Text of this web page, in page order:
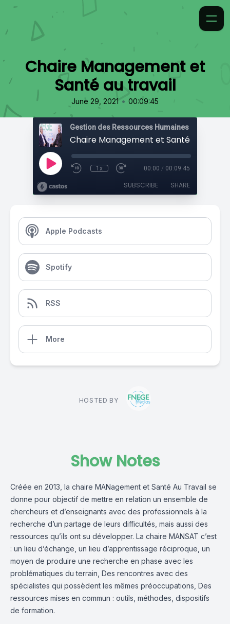
Chaire Management et
Santé au travail
June 29, 2021 • 00:09:45
Gestion des Ressources Humaines
Chaire Management et Santé au travail
1x 00:00 / 00:09:45
SUBSCRIBE SHARE
Apple Podcasts
Spotify
RSS
More
HOSTED BY
Show Notes
Créée en 2013, la chaire MANagement et Santé Au Travail se
donne pour objectif de mettre en relation un ensemble de
chercheurs et d’enseignants avec des professionnels à la
recherche d’un partage de leurs difficultés, mais aussi des
ressources qu’ils ont su développer. La chaire MANSAT c’est
: un lieu d’échange, un lieu d’apprentissage réciproque, un
moyen de produire une recherche en phase avec les
problématiques du terrain, Des rencontres avec des
spécialistes qui possèdent les mêmes préoccupations, Des
ressources mises en commun : outils, méthodes, dispositifs
de formation.